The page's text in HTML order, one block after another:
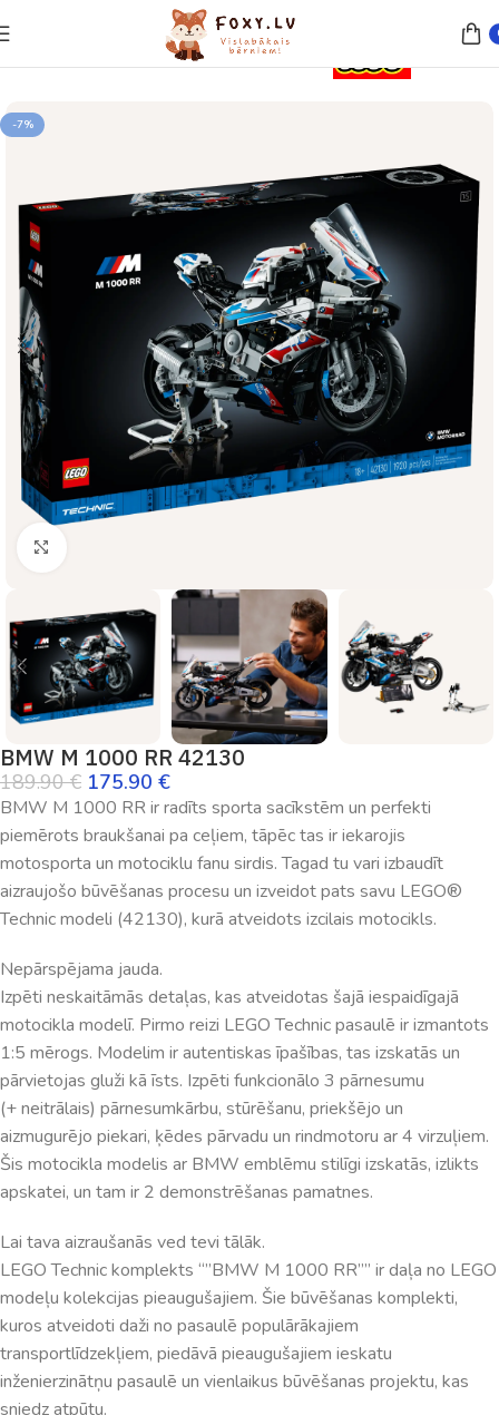
Sākums Lego un konstruktori
-7%
BMW M 1000 RR 42130
189.90€ 175.90 €
BMW M 1000 RR ir radīts sporta sacīkstēm un perfekti
piemērots braukšanai pa ceļiem, tāpēc tas ir iekarojis
motosporta un motociklu fanu sirdis. Tagad tu vari izbaudīt
aizraujošo būvēšanas procesu un izveidot pats savu LEGO®
Technic modeli (42130), kurā atveidots izcilais motocikls.
Nepārspējama jauda.
Izpēti neskaitāmās detaļas, kas atveidotas šajā iespaidīgajā
motocikla modelī. Pirmo reizi LEGO Technic pasaulē ir izmantots
1:5 mērogs. Modelim ir autentiskas īpašības, tas izskatās un
pārvietojas gluži kā īsts. Izpēti funkcionālo 3 pārnesumu
(+ neitrālais) pārnesumkārbu, stūrēšanu, priekšējo un
aizmugurējo piekari, ķēdes pārvadu un rindmotoru ar 4 virzuļiem.
Šis motocikla modelis ar BMW emblēmu stilīgi izskatās, izlikts
apskatei, un tam ir 2 demonstrēšanas pamatnes.
Lai tava aizraušanās ved tevi tālāk.
LEGO Technic komplekts “”BMW M 1000 RR”” ir daļa no LEGO
modeļu kolekcijas pieaugušajiem. Šie būvēšanas komplekti,
kuros atveidoti daži no pasaulē populārākajiem
transportlīdzekļiem, piedāvā pieaugušajiem ieskatu
inženierzinātņu pasaulē un vienlaikus būvēšanas projektu, kas
sniedz atpūtu.